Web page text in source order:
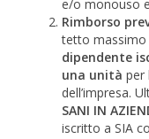
e/o monouso
Rimborso
tetto massimo
dipendente
una unità per
dell’impresa.
SANI IN
iscritto a SIA